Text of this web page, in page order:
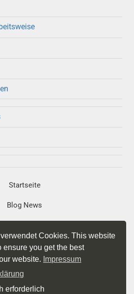
Startseite
Blog News
Projekte
Datenschutz
Cookies. This website
ensure you get the best
website. Impressum
erforderlich